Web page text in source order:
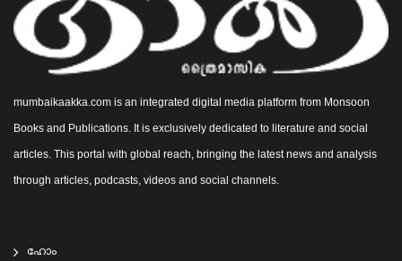
mumbaikaakka.com is an integrated digital media platform from Monsoon
Books and Publications. It is exclusively dedicated to literature and social
articles. This portal with global reach, bringing the latest news and analysis
through articles, podcasts, videos and social channels.
ഹോം